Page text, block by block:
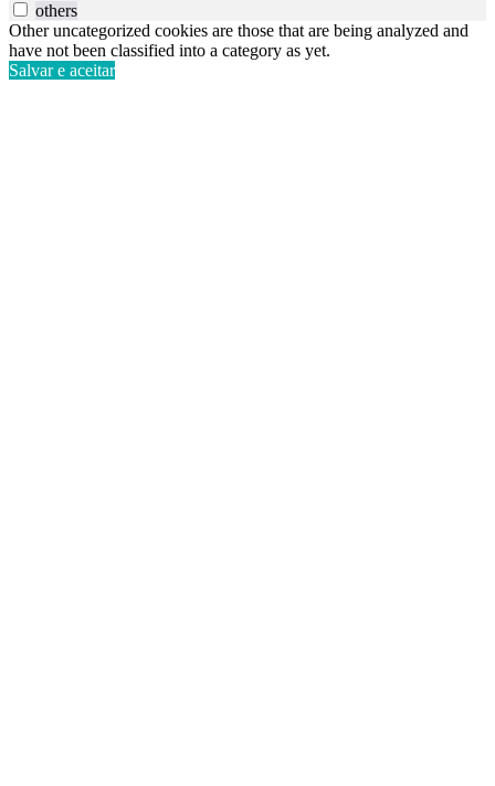
others
Other uncategorized cookies are those that are being analyzed and
have not been classified into a category as yet.
Salvar e aceitar